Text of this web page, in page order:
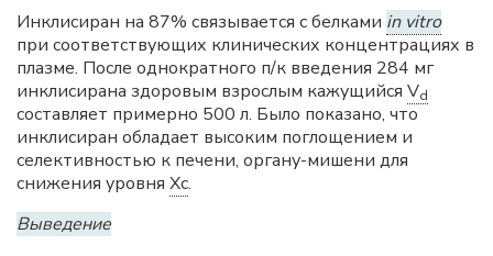
Инклисиран на 87% связывается с белками in vitro
при соответствующих клинических концентрациях в
плазме. После однократного п/к введения 284 мг
инклиcирана здоровым взрослым кажущийся Vd
составляет примерно 500 л. Было показано, что
инклиcиран обладает высоким поглощением и
селективностью к печени, органу-мишени для
снижения уровня Хс.
Выведение